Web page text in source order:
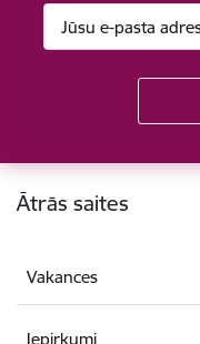
Kājene
Ātrās saites
Vakances
Iepirkumi